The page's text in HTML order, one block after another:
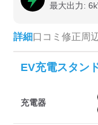
認証システム
EV充電エネチ
三菱ディーラ
最大出力: 6
詳細口コミ 修正周
EV充電スタン
充電器